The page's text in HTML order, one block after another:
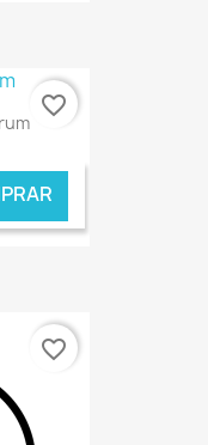
€ ONLINE
favorite_border
favorite_border